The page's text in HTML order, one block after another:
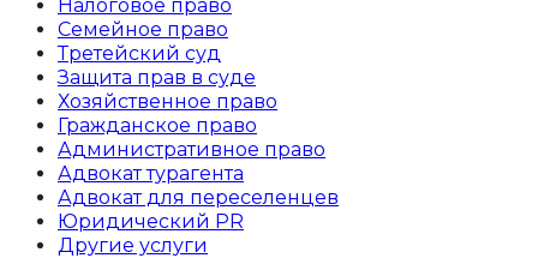
Налоговое право
Семейное право
Третейский суд
Защита прав в суде
Хозяйственное право
Гражданское право
Административное право
Адвокат турагента
Адвокат для переселенцев
Юридический PR
Другие услуги